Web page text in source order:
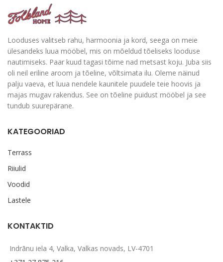
Looduses valitseb rahu, harmoonia ja kord, seega on meie
ülesandeks luua mööbel, mis on mõeldud tõeliseks looduse
nautimiseks. Paar kuud tagasi tõime nad metsast koju. Juba siis
oli neil eriline aroom ja tõeline, võltsimata ilu. Oleme näinud
palju vaeva, et luua nendele kaunitele puudele teie hoovis ja
majas mugav rakendus. See on tõeline puidust mööbel ja see
tundub suurepärane.
KATEGOORIAD
Terrass
Riiulid
Voodid
Lastele
KONTAKTID
Indrānu iela 4, Valka, Valkas novads, LV-4701